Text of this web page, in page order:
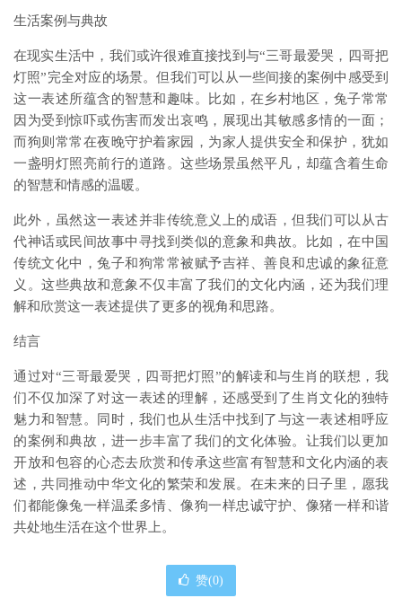
生活案例与典故
在现实生活中，我们或许很难直接找到与“三哥最爱哭，四哥把
灯照”完全对应的场景。但我们可以从一些间接的案例中感受到
这一表述所蕴含的智慧和趣味。比如，在乡村地区，兔子常常
因为受到惊吓或伤害而发出哀鸣，展现出其敏感多情的一面；
而狗则常常在夜晚守护着家园，为家人提供安全和保护，犹如
一盏明灯照亮前行的道路。这些场景虽然平凡，却蕴含着生命
的智慧和情感的温暖。
此外，虽然这一表述并非传统意义上的成语，但我们可以从古
代神话或民间故事中寻找到类似的意象和典故。比如，在中国
传统文化中，兔子和狗常常被赋予吉祥、善良和忠诚的象征意
义。这些典故和意象不仅丰富了我们的文化内涵，还为我们理
解和欣赏这一表述提供了更多的视角和思路。
结言
通过对“三哥最爱哭，四哥把灯照”的解读和与生肖的联想，我
们不仅加深了对这一表述的理解，还感受到了生肖文化的独特
魅力和智慧。同时，我们也从生活中找到了与这一表述相呼应
的案例和典故，进一步丰富了我们的文化体验。让我们以更加
开放和包容的心态去欣赏和传承这些富有智慧和文化内涵的表
述，共同推动中华文化的繁荣和发展。在未来的日子里，愿我
们都能像兔一样温柔多情、像狗一样忠诚守护、像猪一样和谐
共处地生活在这个世界上。
赞(0)